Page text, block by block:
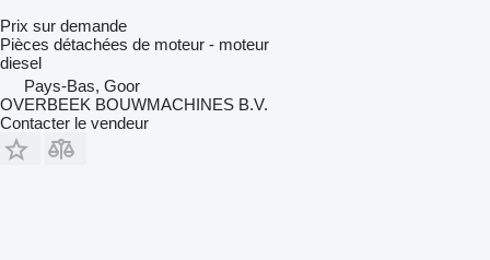
Prix sur demande
Pièces détachées de moteur - moteur
diesel
Pays-Bas, Goor
OVERBEEK BOUWMACHINES B.V.
Contacter le vendeur